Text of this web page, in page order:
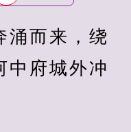
而来，绕
中府城外冲